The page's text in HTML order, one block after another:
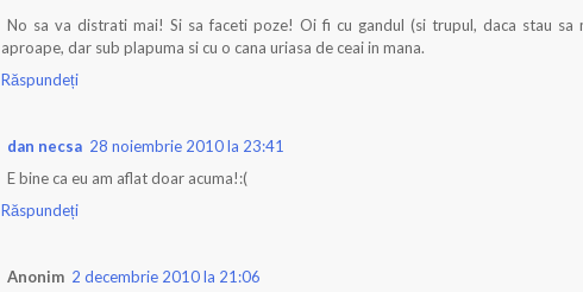
No sa va distrati mai! Si sa faceti poze! Oi fi cu gandul (si trupul, daca stau sa
aproape, dar sub plapuma si cu o cana uriasa de ceai in mana.
Răspundeți
dan necsa 28 noiembrie 2010 la 23:41
E bine ca eu am aflat doar acuma!:(
Răspundeți
Anonim 2 decembrie 2010 la 21:06